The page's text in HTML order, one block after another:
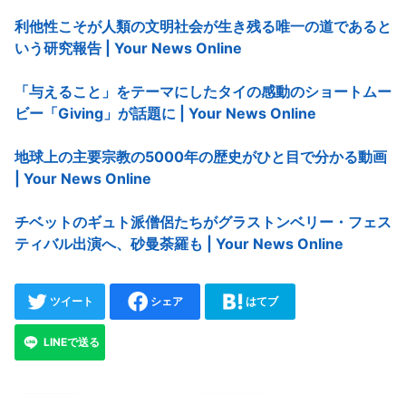
利他性こそが人類の文明社会が生き残る唯一の道であると
いう研究報告 | Your News Online
「与えること」をテーマにしたタイの感動のショートムー
ビー「Giving」が話題に | Your News Online
地球上の主要宗教の5000年の歴史がひと目で分かる動画
| Your News Online
チベットのギュト派僧侶たちがグラストンベリー・フェス
ティバル出演へ、砂曼荼羅も | Your News Online
ツイート シェア はてブ
LINEで送る